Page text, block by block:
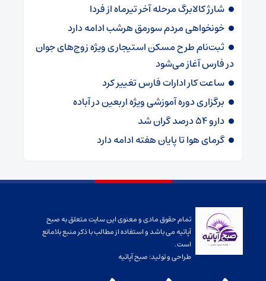
شارژ کالابرگ‌ مرحله آخر تیرماه از فردا
خونخواهی مردم سورمق هرشب ادامه دارد
ثبت‌نام طرح مسکن استیجاری ویژه زوج‌های جوان
در فارس آغاز می‌شود
ساعت کار ادارات فارس تغییر کرد
برگزاری دوره آموزشی ویژه اربعین در آباده
دارو ۵۴ درصد گران شد
گرمای هوا تا پایان هفته ادامه دارد
تمام حقوق مادی و معنوی این سایت متعلق به صبح
آپاتیه می باشد و استفاده از مطالب با ذکر منبع بلامانع
است.
طراحی و تولید:صبح آپاتیه